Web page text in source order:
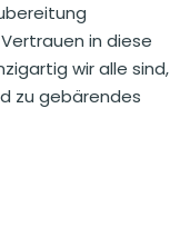
in diese
wir alle sind,
zu gebärendes